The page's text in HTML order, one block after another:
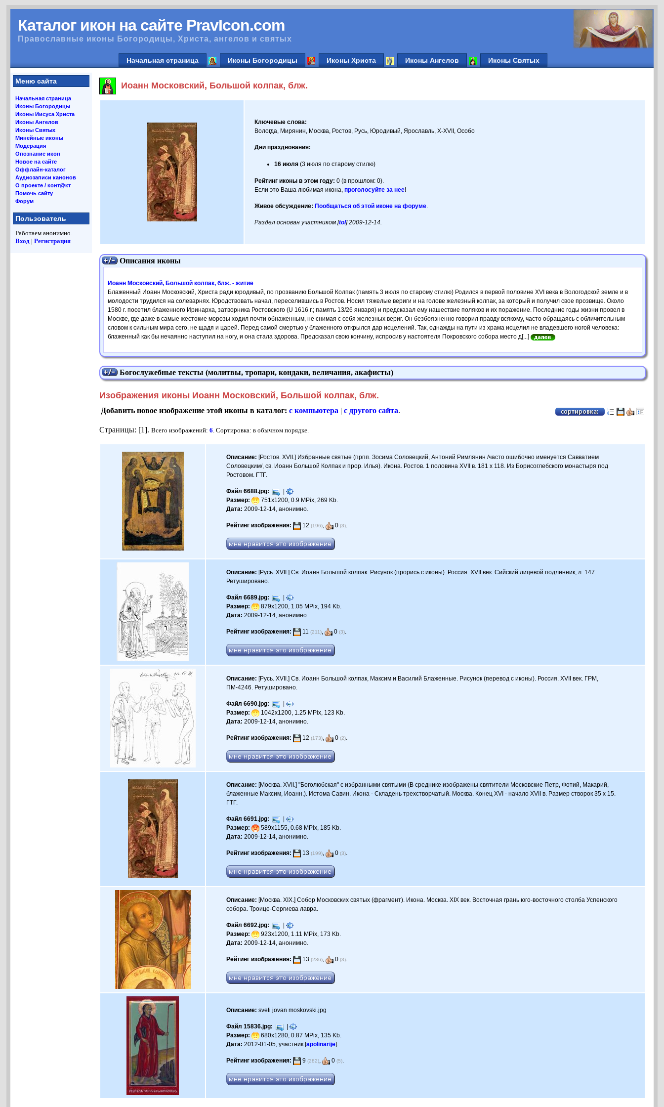
Каталог икон на сайте PravIcon.com
Православные иконы Богородицы, Христа, ангелов и святых
Начальная страница Иконы Богородицы Иконы Христа Иконы Ангелов Иконы Святых
Меню сайта
Начальная страница
Иконы Богородицы
Иконы Иисуса Христа
Иконы Ангелов
Иконы Святых
Минейные иконы
Модерация
Опознание икон
Новое на сайте
Оффлайн-каталог
Аудиозаписи канонов
О проекте / конт@кт
Помочь сайту
Форум
Пользователь
Работаем анонимно.
Вход |Регистрация
Иоанн Московский, Большой колпак, блж.
Ключевые слова:
Вологда, Мирянин, Москва, Ростов, Русь, Юродивый, Ярославль, X-XVII, Особо
Дни празднования:
16 июля (3 июля по старому стилю)
Рейтинг иконы в этом году: 0 (в прошлом: 0).
Если это Ваша любимая икона,проголосуйте за нее!
Живое обсуждение: Пообщаться об этой иконе на форуме.
Раздел основан участником [tol] 2009-12-14.
Описания иконы
Иоанн Московский, Большой колпак, блж. - житие
Блаженный Иоанн Московский, Христа ради юродивый, по прозванию Большой Колпак (память 3 июля по старому стилю) Родился в первой половине XVI века в Вологодской земле и в
молодости трудился на солеварнях. Юродствовать начал, переселившись в Ростов. Носил тяжелые вериги и на голове железный колпак, за который и получил свое прозвище. Около
1580 г. посетил блаженного Иринарха, затворника Ростовского (U 1616 г.; память 13/26 января) и предсказал ему нашествие поляков и их поражение. Последние годы жизни провел в
Москве, где даже в самые жестокие морозы ходил почти обнаженным, не снимая с себя железных вериг. Он безбоязненно говорил правду всякому, часто обращаясь с обличительным
словом к сильным мира сего, не щадя и царей. Перед самой смертью у блаженного открылся дар исцелений. Так, однажды на пути из храма исцелил не владевшего ногой человека:
блаженный как бы нечаянно наступил на ногу, и она стала здорова. Предсказал свою кончину, испросив у настоятеля Покровского собора место д[...]
Богослужебные тексты (молитвы, тропари, кондаки, величания, акафисты)
Изображения иконы Иоанн Московский, Большой колпак, блж.
Добавить новое изображение этой иконы в каталог:с компьютера |с другого сайта.
Страницы: [1].Всего изображений:6. Сортировка: в обычном порядке.
Описание: [Ростов. XVII.] Избранные святые (прпп. Зосима Соловецкий, Антоний Римлянин /часто ошибочно именуется Савватием
Соловецким/, св. Иоанн Большой Колпак и прор. Илья). Икона. Ростов. 1 половина XVII в. 181 х 118. Из Борисоглебского монастыря под
Ростовом. ГТГ.
Файл 6688.jpg:
|
Размер:
751x1200, 0.9 MPix, 269 Kb.
Дата: 2009-12-14, анонимно.
Рейтинг изображения: 12(196), 0(3).
Описание: [Русь. XVII.] Св. Иоанн Большой колпак. Рисунок (прорись с иконы). Россия. XVII век. Сийский лицевой подлинник, л. 147.
Ретушировано.
Файл 6689.jpg:
|
Размер:
879x1200, 1.05 MPix, 194 Kb.
Дата: 2009-12-14, анонимно.
Рейтинг изображения: 11(211), 0(3).
Описание: [Русь. XVII.] Св. Иоанн Большой колпак, Максим и Василий Блаженные. Рисунок (перевод с иконы). Россия. XVII век. ГРМ,
ПМ-4246. Ретушировано.
Файл 6690.jpg:
|
Размер:
1042x1200, 1.25 MPix, 123 Kb.
Дата: 2009-12-14, анонимно.
Рейтинг изображения: 12(173), 0(2).
Описание: [Москва. XVII.] "Боголюбская" с избранными святыми (В среднике изображены святители Московские Петр, Фотий, Макарий,
блаженные Максим, Иоанн.). Истома Савин. Икона - Складень трехстворчатый. Москва. Конец XVI - начало XVII в. Размер створок 35 х 15.
ГТГ.
Файл 6691.jpg:
|
Размер:
589x1155, 0.68 MPix, 185 Kb.
Дата: 2009-12-14, анонимно.
Рейтинг изображения: 13(199), 0(3).
Описание: [Москва. XIX.] Собор Московских святых (фрагмент). Икона. Москва. XIX век. Восточная грань юго-восточного столба Успенского
собора. Троице-Сергиева лавра.
Файл 6692.jpg:
|
Размер:
923x1200, 1.11 MPix, 173 Kb.
Дата: 2009-12-14, анонимно.
Рейтинг изображения: 13(236), 0(3).
Описание: sveti jovan moskovski.jpg
Файл 15836.jpg:
|
Размер:
680x1280, 0.87 MPix, 135 Kb.
Дата: 2012-01-05, участник [apolinarije].
Рейтинг изображения: 9(282), 0(5).